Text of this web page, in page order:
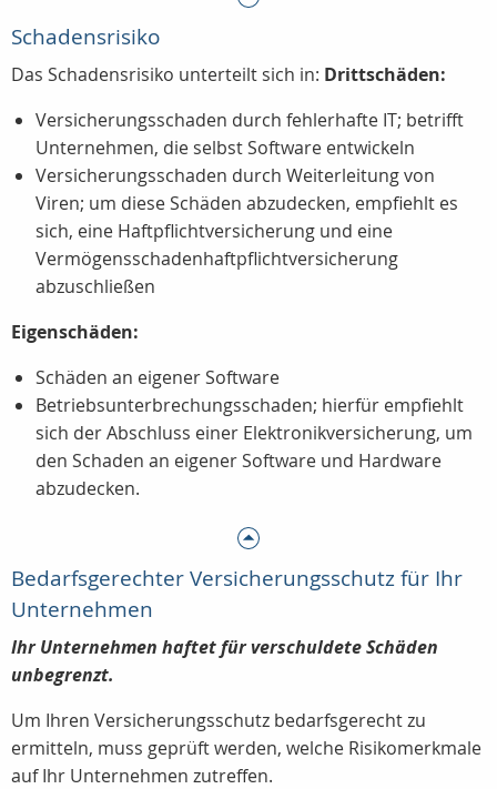
Schadensrisiko
Das Schadensrisiko unterteilt sich in: Drittschäden:
Versicherungsschaden durch fehlerhafte IT; betrifft
Unternehmen, die selbst Software entwickeln
Versicherungsschaden durch Weiterleitung von
Viren; um diese Schäden abzudecken, empfiehlt es
sich, eine Haftpflichtversicherung und eine
Vermögensschadenhaftpflichtversicherung
abzuschließen
Eigenschäden:
Schäden an eigener Software
Betriebsunterbrechungsschaden; hierfür empfiehlt
sich der Abschluss einer Elektronikversicherung, um
den Schaden an eigener Software und Hardware
abzudecken.
Bedarfsgerechter Versicherungsschutz für Ihr
Unternehmen
Ihr Unternehmen haftet für verschuldete Schäden
unbegrenzt.
Um Ihren Versicherungsschutz bedarfsgerecht zu
ermitteln, muss geprüft werden, welche Risikomerkmale
auf Ihr Unternehmen zutreffen.